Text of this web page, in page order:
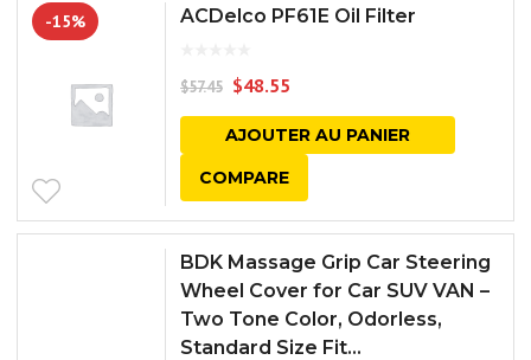
-15% ACDelco PF61E Oil Filter
$57.45 $48.55
AJOUTER AU PANIER
COMPARE
BDK Massage Grip Car Steering
Wheel Cover for Car SUV VAN –
Two Tone Color, Odorless,
Standard Size Fit...